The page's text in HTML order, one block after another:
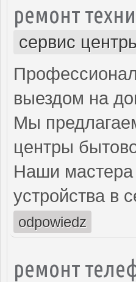
ремонт
сервис
выездом на
Мы
центры
Наши мастера
устройства в
odpowiedz
ремонт